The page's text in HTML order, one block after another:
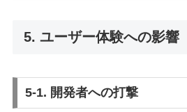
5. ユーザー体験への影響
5-1. 開発者への打撃